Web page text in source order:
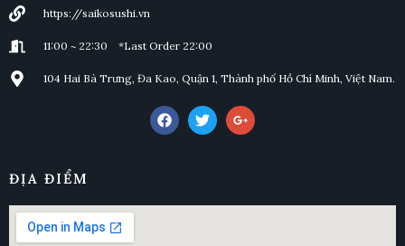
https://saikosushi.vn
11:00 ~ 22:30 *Last Order 22:00
104 Hai Bà Trưng, Đa Kao, Quận 1, Thành phố Hồ Chí Minh, Việt Nam.
ĐỊA ĐIỂM